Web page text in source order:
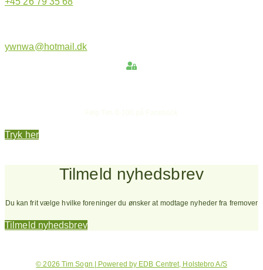
ywnwa@hotmail.dk
Tryk her
Tilmeld nyhedsbrev
Du kan frit vælge hvilke foreninger du ønsker at modtage nyheder fra fremover
Tilmeld nyhedsbrev
© 2026 Tim Sogn | Powered by EDB Centret, Holstebro A/S